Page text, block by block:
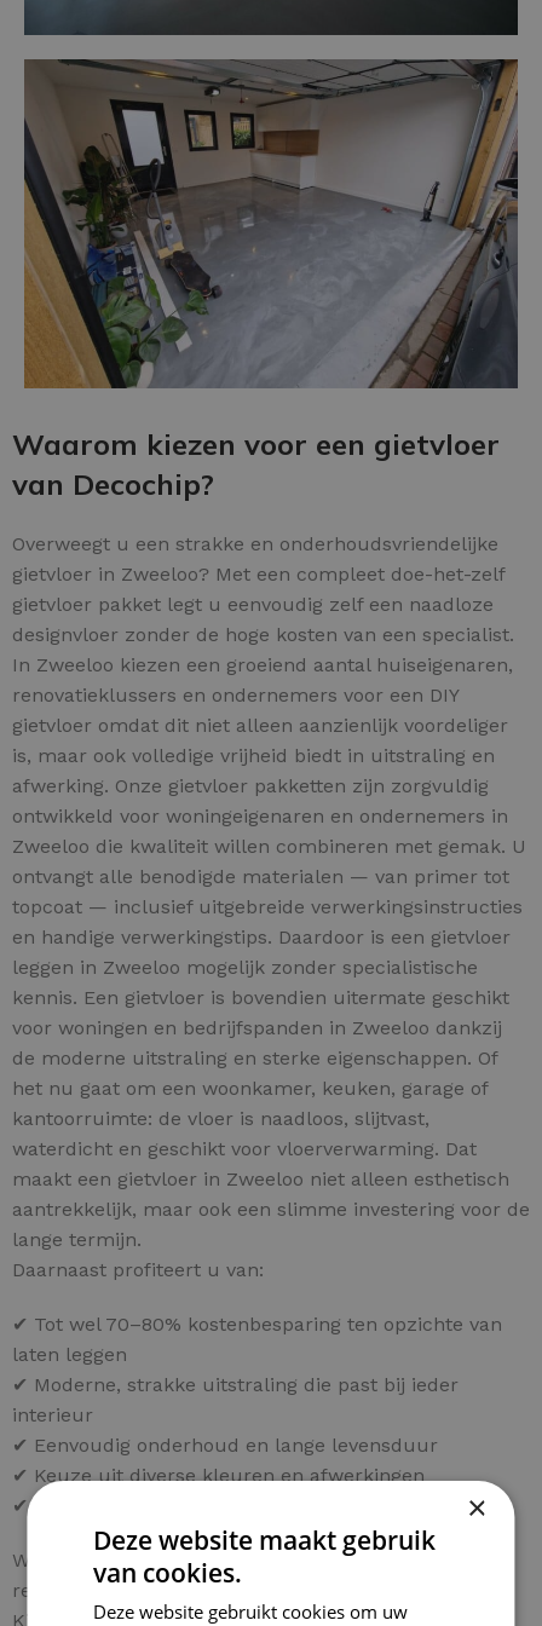
Waarom kiezen voor een gietvloer
van Decochip?
Overweegt u een strakke en onderhoudsvriendelijke
gietvloer in Zweeloo? Met een compleet doe-het-zelf
gietvloer pakket legt u eenvoudig zelf een naadloze
designvloer zonder de hoge kosten van een specialist.
In Zweeloo kiezen een groeiend aantal huiseigenaren,
renovatieklussers en ondernemers voor een DIY
gietvloer omdat dit niet alleen aanzienlijk voordeliger
is, maar ook volledige vrijheid biedt in uitstraling en
afwerking. Onze gietvloer pakketten zijn zorgvuldig
ontwikkeld voor woningeigenaren en ondernemers in
Zweeloo die kwaliteit willen combineren met gemak. U
ontvangt alle benodigde materialen — van primer tot
topcoat — inclusief uitgebreide verwerkingsinstructies
en handige verwerkingstips. Daardoor is een gietvloer
leggen in Zweeloo mogelijk zonder specialistische
kennis. Een gietvloer is bovendien uitermate geschikt
voor woningen en bedrijfspanden in Zweeloo dankzij
de moderne uitstraling en sterke eigenschappen. Of
het nu gaat om een woonkamer, keuken, garage of
kantoorruimte: de vloer is naadloos, slijtvast,
waterdicht en geschikt voor vloerverwarming. Dat
maakt een gietvloer in Zweeloo niet alleen esthetisch
aantrekkelijk, maar ook een slimme investering voor de
lange termijn.
Daarnaast profiteert u van:
✔ Tot wel 70–80% kostenbesparing ten opzichte van
laten leggen
✔ Moderne, strakke uitstraling die past bij ieder
interieur
✔ Eenvoudig onderhoud en lange levensduur
✔ Keuze uit diverse kleuren en afwerkingen
✔ Persoonlijk advies voor uw project in Zweeloo
Wilt u ook een hoogwaardige gietvloer in Zweeloo
realiseren tegen een fractie van de normale kosten?
Kies dan voor een compleet doe-het-zelf pakket en
×
Deze website maakt gebruik
van cookies.
Deze website gebruikt cookies om uw